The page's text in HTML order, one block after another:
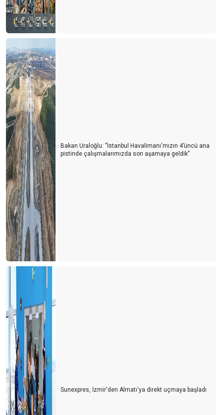
Bakan Uraloğlu: "İstanbul Havalimanı'mızın 4’üncü ana
pistinde çalışmalarımızda son aşamaya geldik"
Sunexpres, İzmir'den Almatı'ya direkt uçmaya başladı